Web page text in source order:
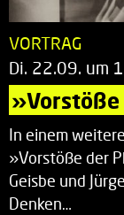
VORTRAG
Di. 22.09. um
In einem
»Vorstöße der
Geisbe und
Denken…